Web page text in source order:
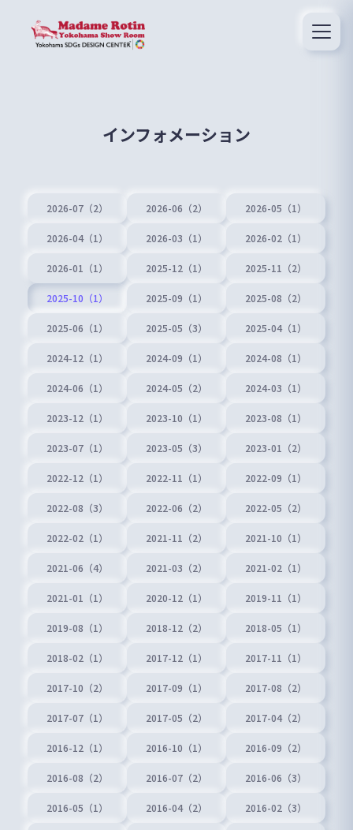
インフォメーション
2026-07（2） 2026-06（2） 2026-05（1）
2026-04（1） 2026-03（1） 2026-02（1）
2026-01（1） 2025-12（1） 2025-11（2）
2025-10（1） 2025-09（1） 2025-08（2）
2025-06（1） 2025-05（3） 2025-04（1）
2024-12（1） 2024-09（1） 2024-08（1）
2024-06（1） 2024-05（2） 2024-03（1）
2023-12（1） 2023-10（1） 2023-08（1）
2023-07（1） 2023-05（3） 2023-01（2）
2022-12（1） 2022-11（1） 2022-09（1）
2022-08（3） 2022-06（2） 2022-05（2）
2022-02（1） 2021-11（2） 2021-10（1）
2021-06（4） 2021-03（2） 2021-02（1）
2021-01（1） 2020-12（1） 2019-11（1）
2019-08（1） 2018-12（2） 2018-05（1）
2018-02（1） 2017-12（1） 2017-11（1）
2017-10（2） 2017-09（1） 2017-08（2）
2017-07（1） 2017-05（2） 2017-04（2）
2016-12（1） 2016-10（1） 2016-09（2）
2016-08（2） 2016-07（2） 2016-06（3）
2016-05（1） 2016-04（2） 2016-02（3）